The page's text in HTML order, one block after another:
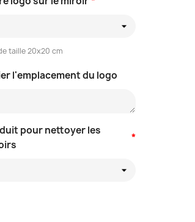
taille 20x20 cm
l'emplacement du logo
*
pour nettoyer les